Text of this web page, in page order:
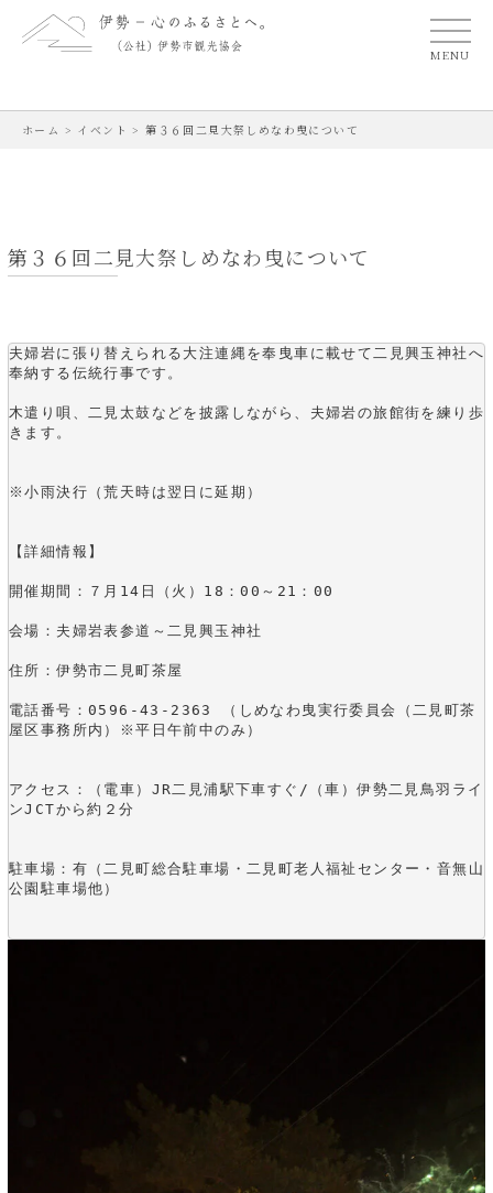
MENU
ホーム > イベント >第３６回二見大祭しめなわ曳について
第３６回二見大祭しめなわ曳について
夫婦岩に張り替えられる大注連縄を奉曳車に載せて二見興玉神社へ
奉納する伝統行事です。
木遣り唄、二見太鼓などを披露しながら、夫婦岩の旅館街を練り歩
きます。
※小雨決行（荒天時は翌日に延期）
【詳細情報】
開催期間：７月14日（火）18：00～21：00
会場：夫婦岩表参道～二見興玉神社
住所：伊勢市二見町茶屋
電話番号：0596-43-2363 （しめなわ曳実行委員会（二見町茶
屋区事務所内）※平日午前中のみ）
アクセス：（電車）JR二見浦駅下車すぐ/（車）伊勢二見鳥羽ライ
ンJCTから約２分
駐車場：有（二見町総合駐車場・二見町老人福祉センター・音無山
公園駐車場他）